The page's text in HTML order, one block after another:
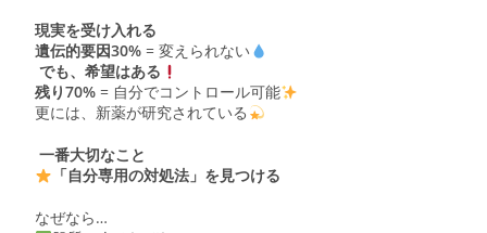
現実を受け入れる
遺伝的要因30% = 変えられない
でも、希望はある
残り70% = 自分でコントロール可能
更には、新薬が研究されている
一番大切なこと
「自分専用の対処法」を見つける
なぜなら…